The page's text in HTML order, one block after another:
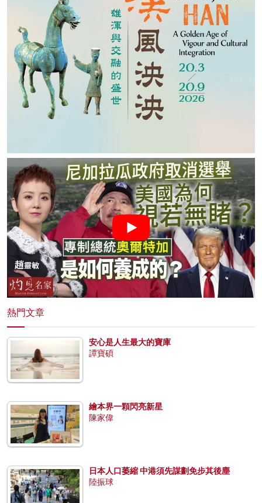
熱門文章
安心是人生最大的寶庫
譚寶碩
繪本界一顆閃亮新星
陳家偉
日本人口萎縮 中港須先謀劃免步其後塵
陸振球